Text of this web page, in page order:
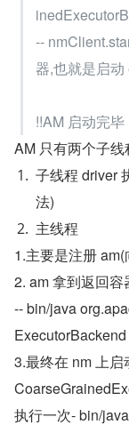
--
器,也就是启
!!AM 启动完毕
AM 只有两个子
子线程 driver
法)
主线程
1.主要是注册
2. am 拿到返回
-- bin/java
3.最终在 nm 上
执行一次- bin/